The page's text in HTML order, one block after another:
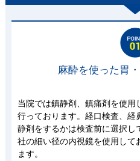
麻酔を使った胃
当院では鎮静剤、鎮痛剤を使用
行っております。経口検査、経
静剤をするかは検査前に選択し
社の細い径の内視鏡を使用して
ます。